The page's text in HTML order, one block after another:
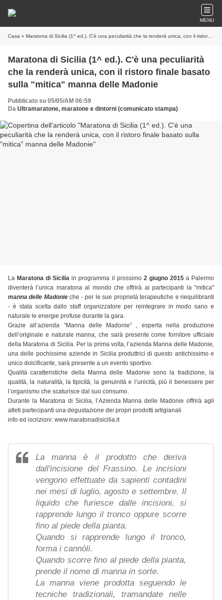
MENU
Casa » Maratona di Sicilia (1^ ed.). C'è una peculiarità che la renderà unica, con il ristoro finale basato sulla "mitica" manna delle Madonie
Maratona di Sicilia (1^ ed.). C'è una peculiarità
che la renderà unica, con il ristoro finale basato
sulla "mitica" manna delle Madonie
Pubblicato su 05/05/AM 06:59
Da Ultramaratone, maratone e dintorni (comunicato stampa)
La Maratona di Sicilia in programma il prossimo 2 giugno 2015a Palermo
diventerà l’unica maratona al mondo che offrirà ai partecipanti la "mitica"
manna delle Madonieche - per le sue proprietà terapeutiche e riequilibranti
- è stata scelta dallo staff organizzatore per reintegrare in modo sano e
naturale le energie profuse durante la gara.
Grazie all’azienda “Manna delle Madonie” , esperta nella produzione
dell’originale e naturale manna, che sarà presente come fornitore ufficiale
della Maratona di Sicilia. Per la prima volta, l’azienda Manna delle Madonie,
una delle pochissime aziende in Sicilia produttrici di questo antichissimo e
unico dolcificante, sarà presente a un evento sportivo.
Qualità caratteristiche della Manna delle Madonie sono la tradizione, la
qualità, la naturalità, la tipicità, la genuinità e l’unicità, più il benessere per
l’organismo che scaturisce dal suo consumo.
Durante la Maratona di Sicilia, l’Azienda Manna delle Madonie offrirà agli
atleti partecipanti una degustazione dei propri prodotti artigianali
info ed iscrizioni: www.maratonadisicilia.it
La manna è il prodotto che deriva
dall'incisione del Frassino. Le incisioni
vengono effettuate da sapienti contadini
nei mesi di luglio, agosto e settembre. Il
liquido che furiesce dalle incisioni, si
rapprende lungo il tronco oppure scorre
fino al piede della pianta.
Quando si rapprende lungo il tronco,
forma i cannòli.
Quando scorre fino al piede della pianta,
prende il nome di manna in sorte.
La manna viene prodotta seguendo le
tecniche tradizionali, tramandate nelle